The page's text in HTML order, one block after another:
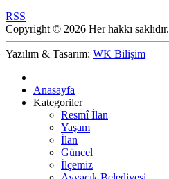
RSS
Copyright © 2026 Her hakkı saklıdır.
Yazılım & Tasarım: WK Bilişim
Anasayfa
Kategoriler
Resmî İlan
Yaşam
İlan
Güncel
İlçemiz